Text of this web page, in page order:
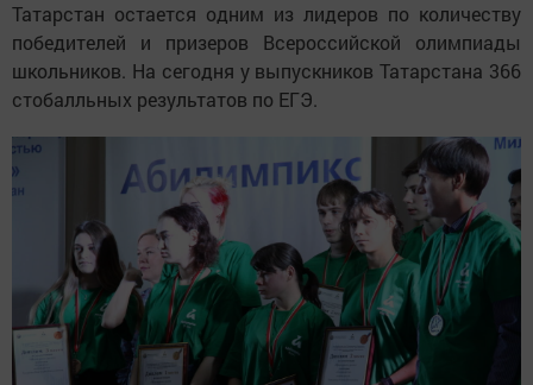
Татарстан остается одним из лидеров по количеству
победителей и призеров Всероссийской олимпиады
школьников. На сегодня у выпускников Татарстана 366
стобалльных результатов по ЕГЭ.